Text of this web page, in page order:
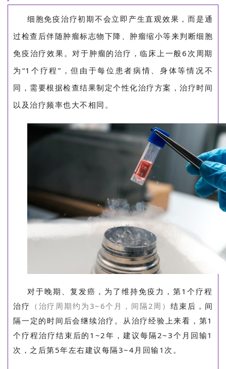
细胞免疫治疗初期不会立即产生直观效果，而是通
过检查后伴随肿瘤标志物下降、肿瘤缩小等来判断细胞
免疫治疗效果。对于肿瘤的治疗，临床上一般6次周期
为“1个疗程”，但由于每位患者病情、身体等情况不
同，需要根据检查结果制定个性化治疗方案，治疗时间
以及治疗频率也大不相同。
对于晚期、复发癌，为了维持免疫力，第1个疗程
治疗 （治疗周期约为3~6个月，间隔2周）结束后，间
隔一定的时间后会继续治疗。从治疗经验上来看，第1
个疗程治疗结束后的1~2年，建议每隔2~3个月回输1
次，之后第5年左右建议每隔3~4月回输1次。